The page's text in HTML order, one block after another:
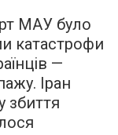
МАУ було
катастрофи
—
Іран
збиття